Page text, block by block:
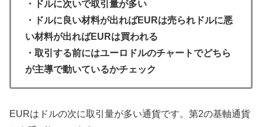
・ドルに次いで取引量が多い
・ドルに良い材料が出ればEURは売られドルに悪
い材料が出ればEURは買われる
・取引する前にはユーロドルのチャートでどちら
が主導で動いているかチェック
EURはドルの次に取引量が多い通貨です。第2の基軸通貨